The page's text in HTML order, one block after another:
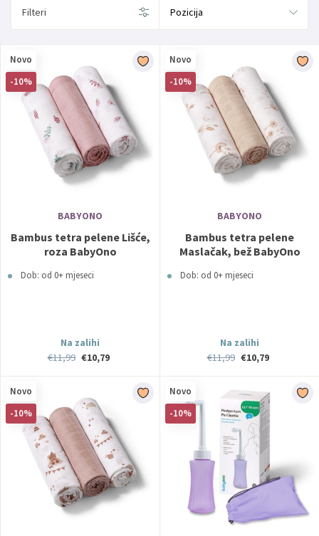
Filteri
Novo
-10%
BABYONO
Bambus tetra pelene Lišće,
roza BabyOno
Dob: od 0+ mjeseci
Na zalihi
€11,99 €10,79
Novo
-10%
BABYONO
Bambus tetra pelene
Maslačak, bež BabyOno
Dob: od 0+ mjeseci
Na zalihi
€11,99 €10,79
Novo
-10%
Novo
-10%